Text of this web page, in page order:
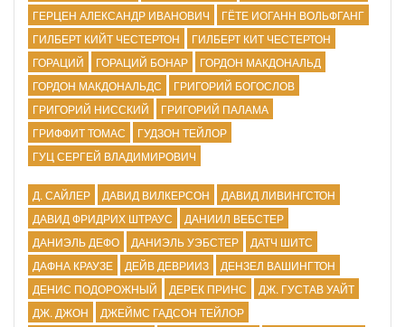
ГЕРЦЕН АЛЕКСАНДР ИВАНОВИЧ
ГЁТЕ ИОГАНН ВОЛЬФГАНГ
ГИЛБЕРТ КИЙТ ЧЕСТЕРТОН
ГИЛБЕРТ КИТ ЧЕСТЕРТОН
ГОРАЦИЙ
ГОРАЦИЙ БОНАР
ГОРДОН МАКДОНАЛЬД
ГОРДОН МАКДОНАЛЬДС
ГРИГОРИЙ БОГОСЛОВ
ГРИГОРИЙ НИССКИЙ
ГРИГОРИЙ ПАЛАМА
ГРИФФИТ ТОМАС
ГУДЗОН ТЕЙЛОР
ГУЦ СЕРГЕЙ ВЛАДИМИРОВИЧ
Д. САЙЛЕР ДАВИД ВИЛКЕРСОН
ДАВИД ЛИВИНГСТОН
ДАВИД ФРИДРИХ ШТРАУС
ДАНИИЛ ВЕБСТЕР
ДАНИЭЛЬ ДЕФО
ДАНИЭЛЬ УЭБСТЕР
ДАТЧ ШИТС
ДАФНА КРАУЗЕ
ДЕЙВ ДЕВРИИЗ
ДЕНЗЕЛ ВАШИНГТОН
ДЕНИС ПОДОРОЖНЫЙ
ДЕРЕК ПРИНС
ДЖ. ГУСТАВ УАЙТ
ДЖ. ДЖОН
ДЖЕЙМС ГАДСОН ТЕЙЛОР